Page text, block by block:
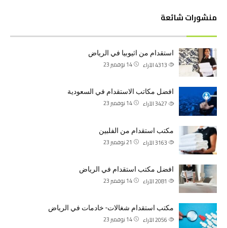
منشورات شائعة
استقدام من اثيوبيا في الرياض
14 نوفمبر 23 الآراء
افضل مكاتب الاستقدام في السعودية
14 نوفمبر 23 الآراء
مكتب استقدام من الفلبين
21 نوفمبر 23 الآراء
افضل مكتب استقدام في الرياض
14 نوفمبر 23 الآراء
مكتب استقدام شغالات- خادمات في الرياض
14 نوفمبر 23 الآراء